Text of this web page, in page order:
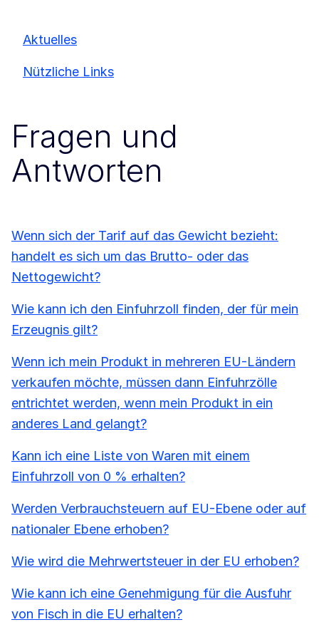
Aktuelles
Nützliche Links
Fragen und
Antworten
Wenn sich der Tarif auf das Gewicht bezieht:
handelt es sich um das Brutto- oder das
Nettogewicht?
Wie kann ich den Einfuhrzoll finden, der für mein
Erzeugnis gilt?
Wenn ich mein Produkt in mehreren EU-Ländern
verkaufen möchte, müssen dann Einfuhrzölle
entrichtet werden, wenn mein Produkt in ein
anderes Land gelangt?
Kann ich eine Liste von Waren mit einem
Einfuhrzoll von 0 % erhalten?
Werden Verbrauchsteuern auf EU-Ebene oder auf
nationaler Ebene erhoben?
Wie wird die Mehrwertsteuer in der EU erhoben?
Wie kann ich eine Genehmigung für die Ausfuhr
von Fisch in die EU erhalten?